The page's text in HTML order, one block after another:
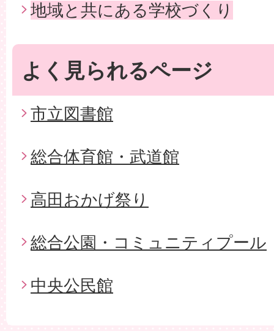
地域と共にある学校づくり
よく見られるページ
市立図書館
総合体育館・武道館
高田おかげ祭り
総合公園・コミュニティプール
中央公民館